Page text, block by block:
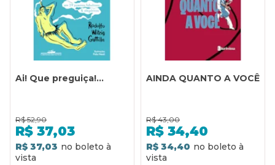
Ai! Que preguiça!...
R$ 52,90
R$ 37,03
R$ 37,03
AINDA QUANTO A VOCÊ
R$ 43,00
R$ 34,40
R$ 34,40